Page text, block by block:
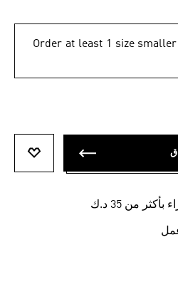
Order at least 1 size
من 35 د.ك